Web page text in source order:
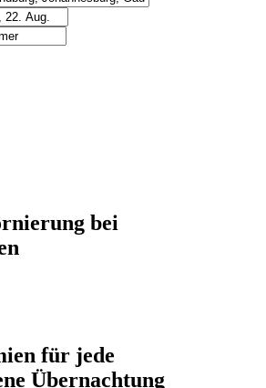
bei
für jede
Übernachtung